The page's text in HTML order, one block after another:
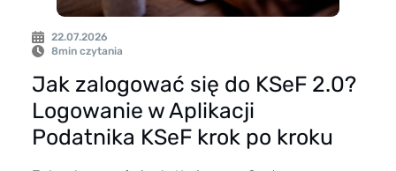
22.07.2026
8min czytania
Jak zalogować się do KSeF 2.0?
Logowanie w Aplikacji
Podatnika KSeF krok po kroku